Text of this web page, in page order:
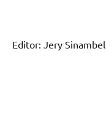
Editor: Jery